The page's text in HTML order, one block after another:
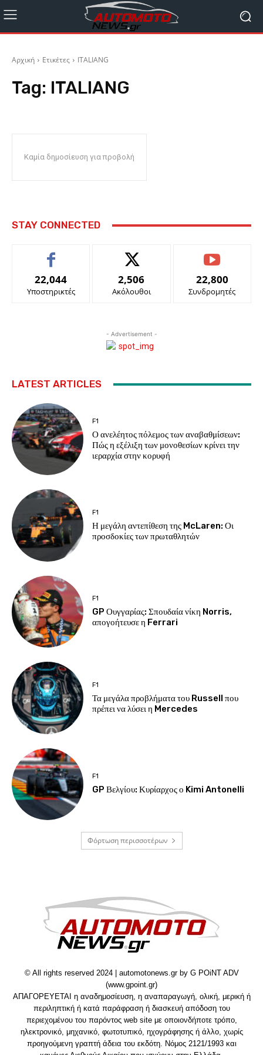
Αρχική Ετικέτες ITALIANG
Tag: ITALIANG
Καμία δημοσίευση για προβολή
STAY CONNECTED
22,044
Υποστηρικτές
2,506
Ακόλουθοι
22,800
Συνδρομητές
- Advertisement -
LATEST ARTICLES
F1
Ο ανελέητος πόλεμος των αναβαθμίσεων:
Πώς η εξέλιξη των μονοθεσίων κρίνει την
ιεραρχία στην κορυφή
F1
Η μεγάλη αντεπίθεση της McLaren: Οι
προσδοκίες των πρωταθλητών
F1
GP Ουγγαρίας: Σπουδαία νίκη Norris,
απογοήτευσε η Ferrari
F1
Τα μεγάλα προβλήματα του Russell που
πρέπει να λύσει η Mercedes
F1
GP Βελγίου: Κυρίαρχος ο Kimi Antonelli
Φόρτωση περισσοτέρων
© All rights reserved 2024 | automotonews.gr by G POiNT ADV
(www.gpoint.gr)
ΑΠΑΓΟΡΕΥΕΤΑΙ η αναδημοσίευση, η αναπαραγωγή, ολική, μερική ή
περιληπτική ή κατά παράφραση ή διασκευή απόδοση του
περιεχομένου του παρόντος web site με οποιονδήποτε τρόπο,
ηλεκτρονικό, μηχανικό, φωτοτυπικό, ηχογράφησης ή άλλο, χωρίς
προηγούμενη γραπτή άδεια του εκδότη. Νόμος 2121/1993 και